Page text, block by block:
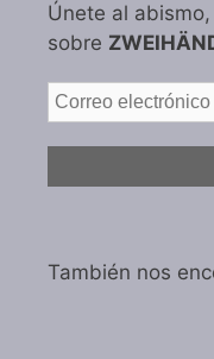
Únete al
sobre
También nos